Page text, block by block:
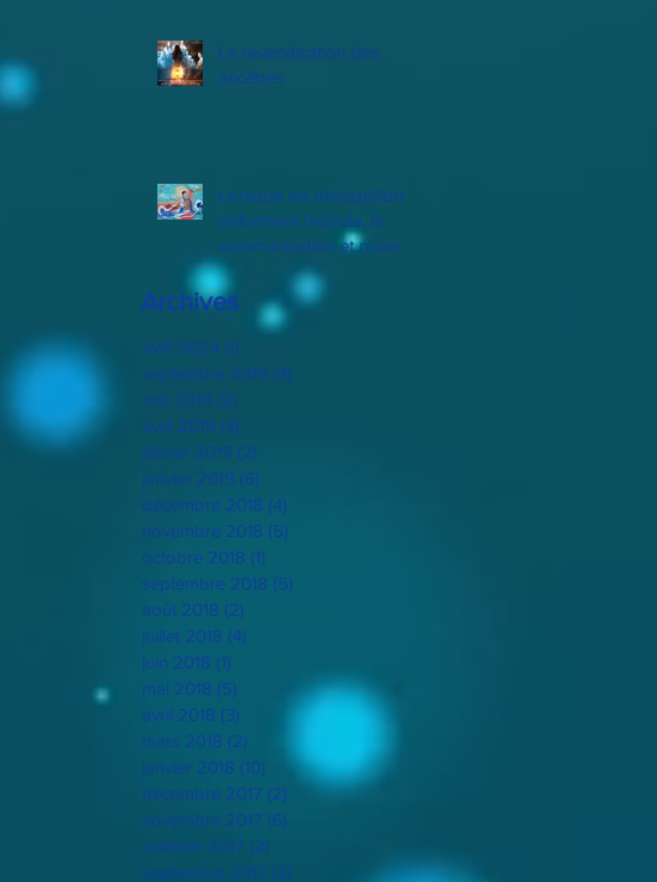
La revendication des
ancêtres
Lorsque les déséquilibres
déforment l'écoute, la
communication et nuisent
aux relations
Archives
avril 2024 (1)
septembre 2019 (4)
mai 2019 (2)
avril 2019 (4)
février 2019 (2)
janvier 2019 (6)
décembre 2018 (4)
novembre 2018 (5)
octobre 2018 (1)
septembre 2018 (5)
août 2018 (2)
juillet 2018 (4)
juin 2018 (1)
mai 2018 (5)
avril 2018 (3)
mars 2018 (2)
janvier 2018 (10) 10 posts
décembre 2017 (2) 2 posts
novembre 2017 (6)
octobre 2017 (2)
septembre 2017 (2)